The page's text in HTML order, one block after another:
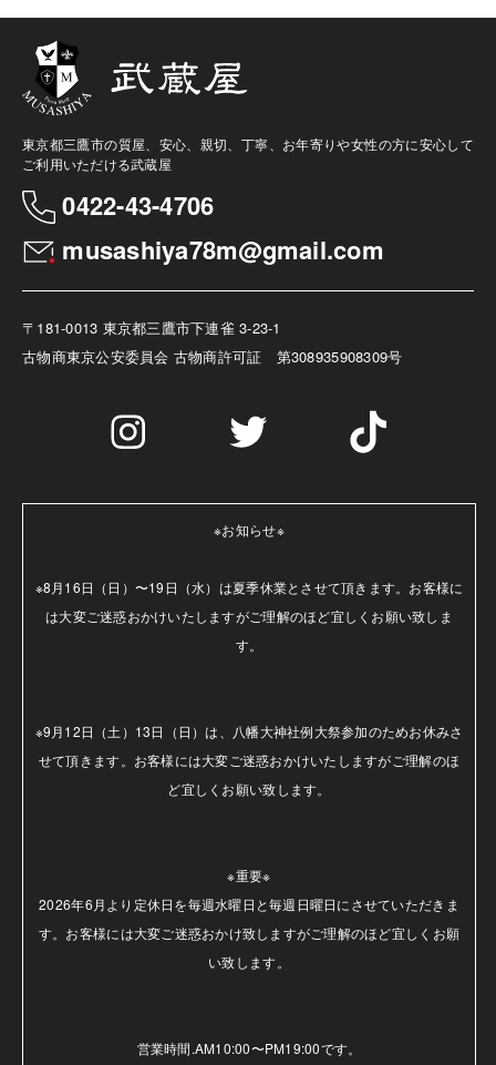
東京都三鷹市の質屋、安心、親切、丁寧、お年寄りや女性の方に安心して
ご利用いただける武蔵屋
0422-43-4706
musashiya78m@gmail.com
〒181-0013 東京都三鷹市下連雀 3-23-1
古物商東京公安委員会 古物商許可証 第308935908309号
※お知らせ※
※8月16日（日）〜19日（水）は夏季休業とさせて頂きます。お客様に
は大変ご迷惑おかけいたしますがご理解のほど宜しくお願い致しま
す。
※9月12日（土）13日（日）は、八幡大神社例大祭参加のためお休みさ
せて頂きます。お客様には大変ご迷惑おかけいたしますがご理解のほ
ど宜しくお願い致します。
※重要※
2026年6月より定休日を毎週水曜日と毎週日曜日にさせていただきま
す。お客様には大変ご迷惑おかけ致しますがご理解のほど宜しくお願
い致します。
営業時間.AM10:00〜PM19:00です。